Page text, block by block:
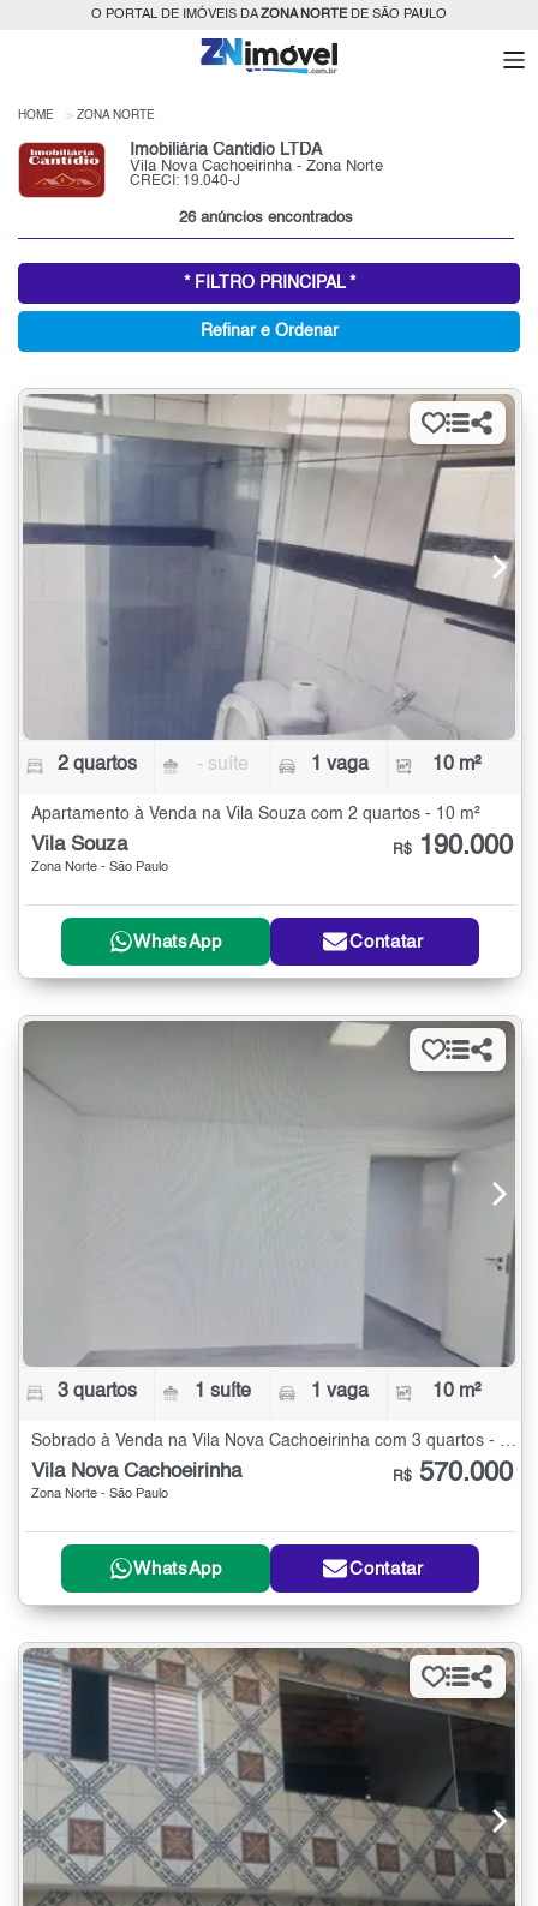
O PORTAL DE IMÓVEIS DAZONA NORTEDE SÃO PAULO
HOME ZONA NORTE
Imobiliária Cantidio LTDA
Vila Nova Cachoeirinha - Zona Norte
CRECI: 19.040-J
26 anúncios encontrados
* FILTRO PRINCIPAL *
Refinar e Ordenar
2 quartos - suíte 1 vaga 10 m²
Apartamento à Venda na Vila Souza com 2 quartos - 10 m²
Vila Souza
Zona Norte - São Paulo
R$ 190.000
WhatsApp Contatar
3 quartos 1 suíte 1 vaga 10 m²
Sobrado à Venda na Vila Nova Cachoeirinha com 3 quartos - 10 m²
Vila Nova Cachoeirinha
Zona Norte - São Paulo
R$ 570.000
WhatsApp Contatar